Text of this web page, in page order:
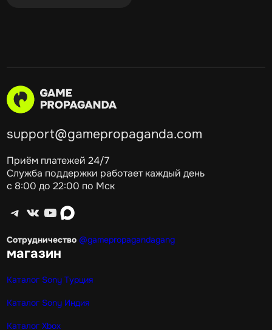
support@gamepropaganda.com
Приём платежей 24/7
Служба поддержки работает каждый день
с 8:00 до 22:00 по Мск
Telegram ВКонтакте YouTube max
Сотрудничество @gamepropagandagang
магазин
Каталог Sony Турция
Каталог Sony Индия
Каталог Xbox